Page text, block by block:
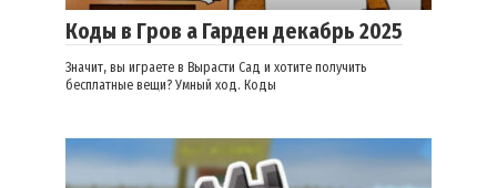
Коды в Гров а Гарден декабрь 2025
Значит, вы играете в Вырасти Сад и хотите получить
бесплатные вещи? Умный ход. Коды